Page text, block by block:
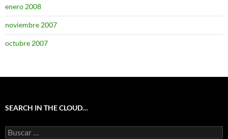
enero 2008
noviembre 2007
octubre 2007
SEARCH IN THE CLOUD…
Buscar: